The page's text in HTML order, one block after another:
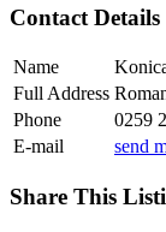
Contact Details
Name
Full Address
Phone
0259
E-mail
send
Share This